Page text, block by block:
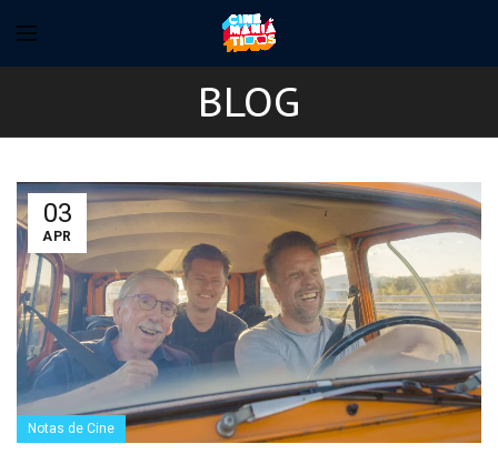
BLOG
03
APR
Notas de Cine